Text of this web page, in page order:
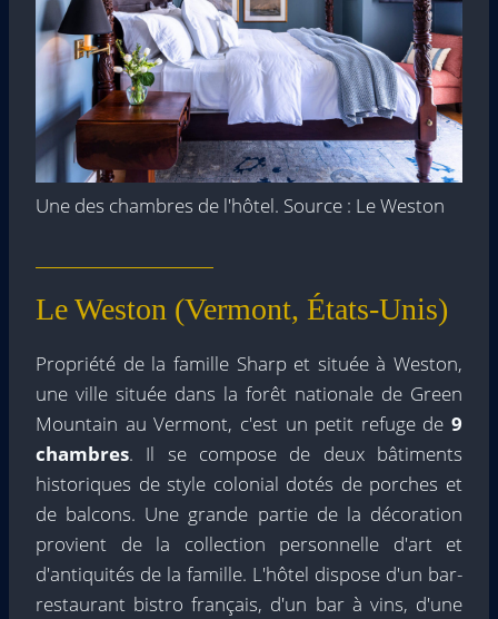
Une des chambres de l'hôtel. Source : Le Weston
Le Weston (Vermont, États-Unis)
Propriété de la famille Sharp et située à Weston,
une ville située dans la forêt nationale de Green
Mountain au Vermont, c'est un petit refuge de 9
chambres. Il se compose de deux bâtiments
historiques de style colonial dotés de porches et
de balcons. Une grande partie de la décoration
provient de la collection personnelle d'art et
d'antiquités de la famille. L'hôtel dispose d'un bar-
restaurant bistro français, d'un bar à vins, d'une